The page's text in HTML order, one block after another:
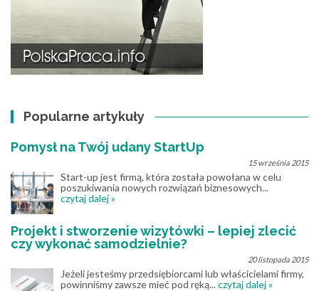
Popularne artykuły
Pomysł na Twój udany StartUp
15 września 2015
Start-up jest firmą, która została powołana w celu
poszukiwania nowych rozwiązań biznesowych...
czytaj dalej »
Projekt i stworzenie wizytówki – lepiej zlecić
czy wykonać samodzielnie?
20 listopada 2015
Jeżeli jesteśmy przedsiębiorcami lub właścicielami firmy,
powinniśmy zawsze mieć pod ręką...czytaj dalej »